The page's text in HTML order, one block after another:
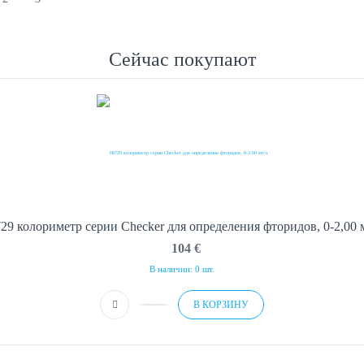
Сейчас покупают
колориметр серии Checker для определения фторидов, 0-2,00
104 €
В наличии: 0 шт.
В КОРЗИНУ